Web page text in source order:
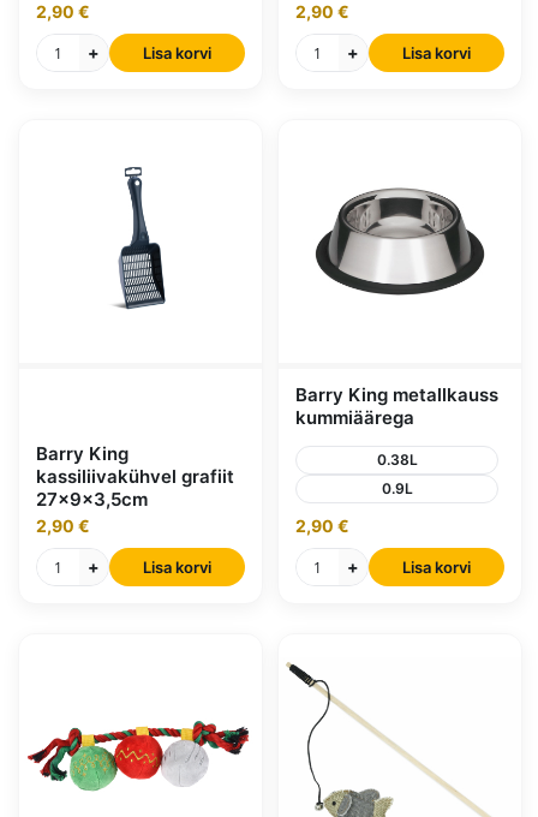
2,90 €
+
Lisa korvi
2,90 €
+
Lisa korvi
Barry King
kassiliivakühvel grafiit
27x9x3,5cm
2,90 €
+
Lisa korvi
Barry King metallkauss
kummiäärega
0.38L
0.9L
2,90 €
+
Lisa korvi